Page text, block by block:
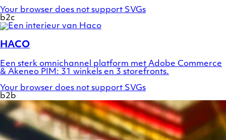
Your browser does not support SVGs
b2c
Show
preview
of
HACO
HACO
Een sterk omnichannel platform met Adobe Commerce
& Akeneo PIM: 31 winkels en 3 storefronts.
Your browser does not support SVGs
b2b
Show
a
preview
case